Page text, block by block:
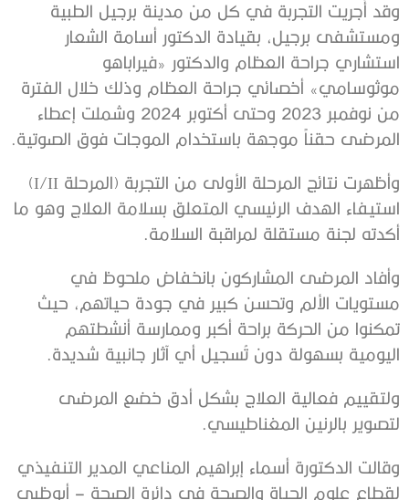
وقد أُجريت التجربة في كل من مدينة برجيل الطبية
ومستشفى برجيل، بقيادة الدكتور أسامة الشعار
استشاري جراحة العظام والدكتور «فيراباهو
موثوسامي» أخصائي جراحة العظام وذلك خلال الفترة
من نوفمبر 2023 وحتى أكتوبر 2024 وشملت إعطاء
المرضى حقناً موجهة باستخدام الموجات فوق الصوتية.
وأظهرت نتائج المرحلة الأولى من التجربة (المرحلة I/II)
استيفاء الهدف الرئيسي المتعلق بسلامة العلاج وهو ما
أكدته لجنة مستقلة لمراقبة السلامة.
وأفاد المرضى المشاركون بانخفاض ملحوظ في
مستويات الألم وتحسن كبير في جودة حياتهم، حيث
تمكنوا من الحركة براحة أكبر وممارسة أنشطتهم
اليومية بسهولة دون تُسجيل أي آثار جانبية شديدة.
ولتقييم فعالية العلاج بشكل أدق خضع المرضى
لتصوير بالرنين المغناطيسي.
وقالت الدكتورة أسماء إبراهيم المناعي المدير التنفيذي
لقطاع علوم الحياة والصحة في دائرة الصحة – أبوظبي